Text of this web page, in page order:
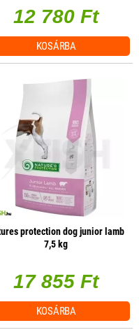
12 780 Ft
KOSÁRBA
protection dog junior lamb
7,5 kg
17 855 Ft
KOSÁRBA